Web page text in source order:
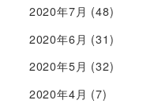
2020年7月 (48)
2020年6月 (31)
2020年5月 (32)
2020年4月 (7)